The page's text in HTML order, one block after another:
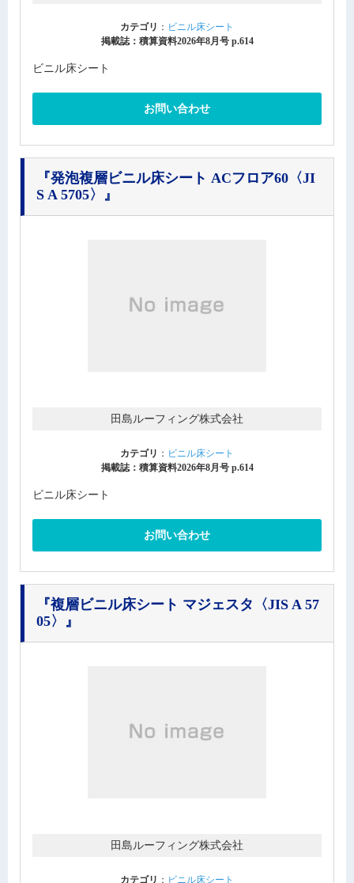
カテゴリ ： ビニル床シート
掲載誌：積算資料2026年8月号 p.614
ビニル床シート
お問い合わせ
『発泡複層ビニル床シート ACフロア60〈JI
S A 5705〉』
田島ルーフィング株式会社
カテゴリ ： ビニル床シート
掲載誌：積算資料2026年8月号 p.614
ビニル床シート
お問い合わせ
『複層ビニル床シート マジェスタ〈JIS A 57
05〉』
田島ルーフィング株式会社
カテゴリ ： ビニル床シート